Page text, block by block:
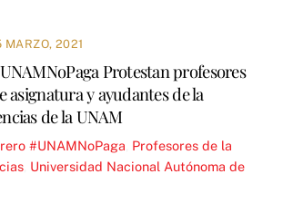
MARZO, 2021
Protestan profesores
asignatura y ayudantes de la
de la UNAM
#UNAMNoPaga Profesores de la
Universidad Nacional Autónoma de